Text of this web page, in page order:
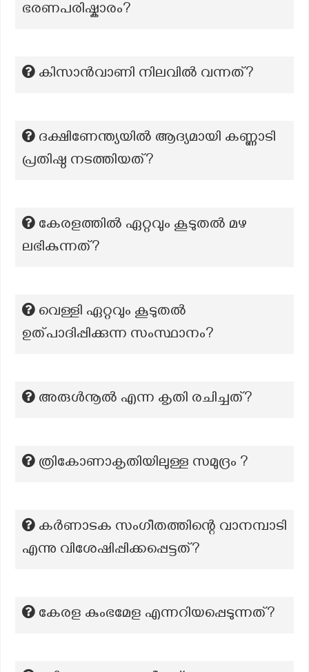
ഭരണപരിഷ്കാരം?
കിസാന്‍വാണി നിലവില്‍ വന്നത്?
ദക്ഷിണേന്ത്യയിൽ ആദ്യമായി കണ്ണാടി
പ്രതിഷ്ഠ നടത്തിയത്?
കേരളത്തിൽ ഏറ്റവും കൂടുതൽ മഴ
ലഭികുന്നത്?
വെള്ളി ഏറ്റവും കൂടുതൽ
ഉത്പാദിപ്പിക്കുന്ന സംസ്ഥാനം?
അരുൾനൂൽ എന്ന കൃതി രചിച്ചത്?
ത്രികോണാകൃതിയിലുള്ള സമുദ്രം ?
കർണാടക സംഗീതത്തിന്റെ വാനമ്പാടി
എന്നു വിശേഷിപ്പിക്കപ്പെട്ടത്?
കേരള കുംഭമേള എന്നറിയപ്പെടുന്നത്?